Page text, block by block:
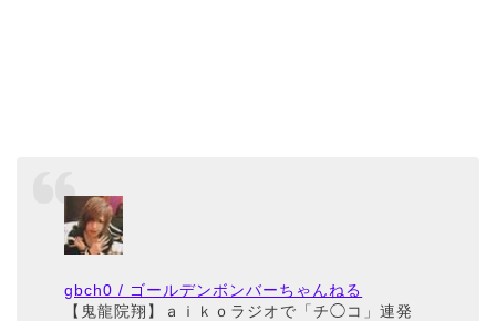
gbch0 / ゴールデンボンバーちゃんねる
【鬼龍院翔】ａｉｋｏラジオで「チ◯コ」連発